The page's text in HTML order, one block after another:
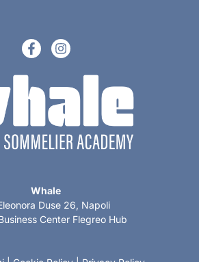
Whale
Duse 26, Napoli
Center Flegreo Hub